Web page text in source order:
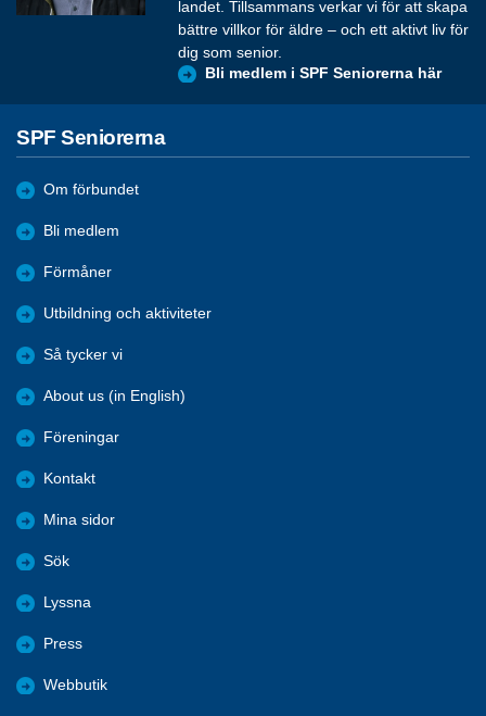
landet. Tillsammans verkar vi för att skapa
bättre villkor för äldre – och ett aktivt liv för
dig som senior.
Bli medlem i SPF Seniorerna här
SPF Seniorerna
Om förbundet
Bli medlem
Förmåner
Utbildning och aktiviteter
Så tycker vi
About us (in English)
Föreningar
Kontakt
Mina sidor
Sök
Lyssna
Press
Webbutik